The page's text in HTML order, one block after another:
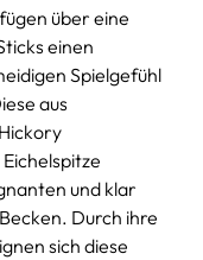
über eine
einen
Spielgefühl
aus
und klar
Durch ihre
sich diese